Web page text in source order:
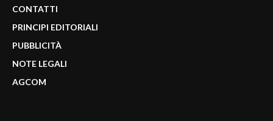
CONTATTI
PRINCIPI EDITORIALI
PUBBLICITÀ
NOTE LEGALI
AGCOM